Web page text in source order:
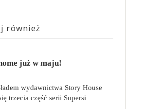
również
już w maju!
wydawnictwa Story House
trzecia część serii Supersi